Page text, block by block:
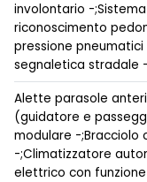
involontario -
riconoscimento
pressione
segnaletica stradale -
Alette parasole
(guidatore e
modulare -
-;Climatizzatore
elettrico con